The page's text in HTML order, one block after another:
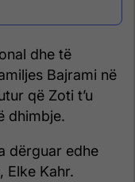
dhe të
Bajrami në
që Zoti t’u
dhimbje.
dërguar edhe
Elke Kahr.